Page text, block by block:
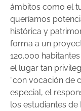
ámbitos como el
queríamos
histórica y
forma a un
120.000
el lugar tan
“con vocación de
especial, el
los estudiantes